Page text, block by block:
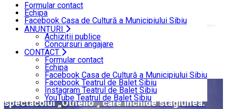
Formular contact
Echipa
Facebook Casa de Cultură a Municipiului Sibiu
Facebook Teatrul de Balet Sibiu
Instagram Teatrul de Balet Sibiu
YouTube Teatrul de Balet Sibiu
ANUNȚURI
Achiziții publice
Concursuri angajare
CONTACT
Formular contact
Echipa
Facebook Casa de Cultură a Municipiului Sibiu
Facebook Teatrul de Balet Sibiu
Instagram Teatrul de Balet Sibiu
YouTube Teatrul de Balet Sibiu
Acasă ȘTIRI
ȘTIRI
Baletul sibian invită publicul în Piața Mare la
spectacolul „Othello”, care închide stagiunea.